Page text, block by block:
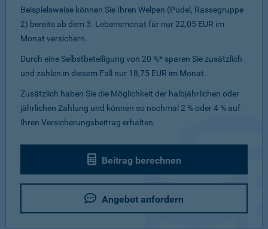
Beispielsweise können Sie Ihren Welpen (Pudel, Rassegruppe
2) bereits ab dem 3. Lebensmonat für nur 22,05 EUR im
Monat versichern.
Durch eine Selbstbeteiligung von 20 %* sparen Sie zusätzlich
und zahlen in diesem Fall nur 18,75 EUR im Monat.
Zusätzlich haben Sie die Möglichkeit der halbjährlichen oder
jährlichen Zahlung und können so nochmal 2 % oder 4 % auf
Ihren Versicherungsbeitrag erhalten.
Beitrag berechnen
Angebot anfordern